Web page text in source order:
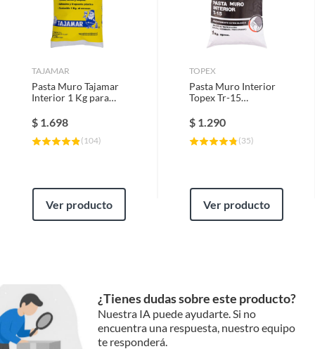
TAJAMAR
Pasta Muro Tajamar
Interior 1 Kg para
Blanco
$ 1.698
( 104)
Ver producto
TOPEX
Pasta Muro Interior
Topex Tr-15
Kg Blanco
$ 1.290
(35)
Ver producto
¿Tienes dudas sobre este producto?
Nuestra IA puede ayudarte. Si no
encuentra una respuesta, nuestro equipo
te responderá.